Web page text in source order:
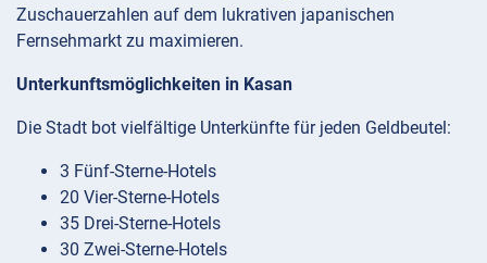
Zuschauerzahlen auf dem lukrativen japanischen
Fernsehmarkt zu maximieren.
Unterkunftsmöglichkeiten in Kasan
Die Stadt bot vielfältige Unterkünfte für jeden Geldbeutel:
3 Fünf-Sterne-Hotels
20 Vier-Sterne-Hotels
35 Drei-Sterne-Hotels
30 Zwei-Sterne-Hotels